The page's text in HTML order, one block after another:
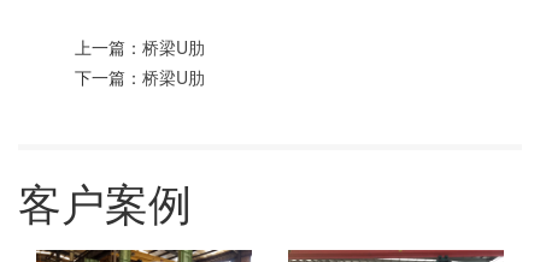
上一篇： 桥梁U肋
下一篇： 桥梁U肋
客户案例